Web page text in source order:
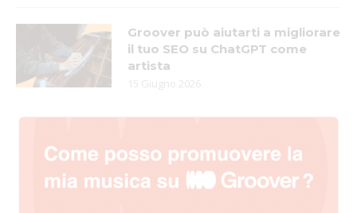
Groover può aiutarti a migliorare
il tuo SEO su ChatGPT come
artista
15 Giugno 2026